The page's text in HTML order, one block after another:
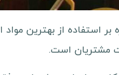
بر استفاده از بهترین
مشتریان است.